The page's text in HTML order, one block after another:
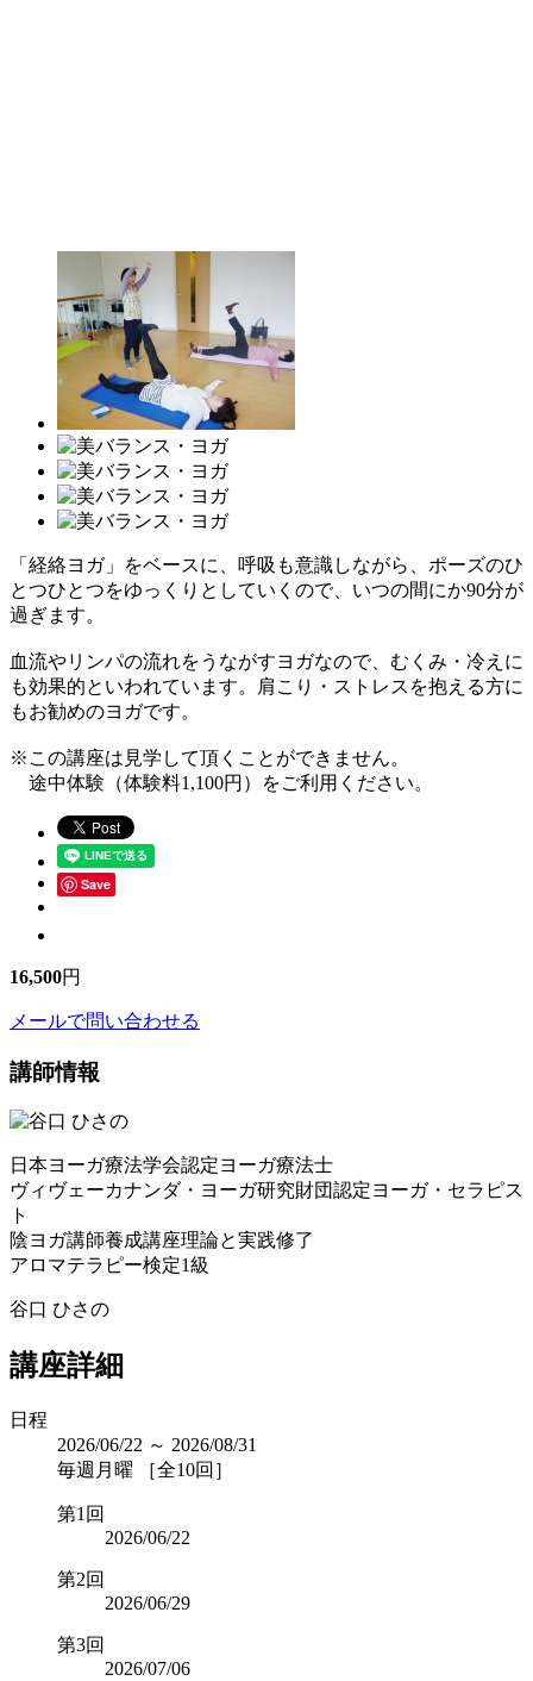
「経絡ヨガ」をベースに、呼吸も意識しながら、ポーズのひ
とつひとつをゆっくりとしていくので、いつの間にか90分が
過ぎます。
血流やリンパの流れをうながすヨガなので、むくみ・冷えに
も効果的といわれています。肩こり・ストレスを抱える方に
もお勧めのヨガです。
※この講座は見学して頂くことができません。
途中体験（体験料1,100円）をご利用ください。
Save
16,500円
メールで問い合わせる
講師情報
日本ヨーガ療法学会認定ヨーガ療法士
ヴィヴェーカナンダ・ヨーガ研究財団認定ヨーガ・セラピス
ト
陰ヨガ講師養成講座理論と実践修了
アロマテラピー検定1級
谷口 ひさの
講座詳細
日程
2026/06/22 ～ 2026/08/31
毎週月曜 ［全10回］
第1回
2026/06/22
第2回
2026/06/29
第3回
2026/07/06